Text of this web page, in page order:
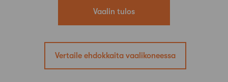
Vaalin tulos
Vertaile ehdokkaita vaalikoneessa